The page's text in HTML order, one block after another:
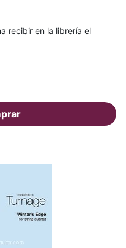
recibir en la librería el